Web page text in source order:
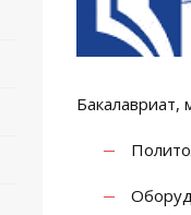
Бакалавриат,